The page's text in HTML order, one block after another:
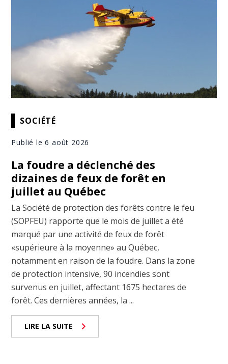
SOCIÉTÉ
Publié le 6 août 2026
La foudre a déclenché des
dizaines de feux de forêt en
juillet au Québec
La Société de protection des forêts contre le feu
(SOPFEU) rapporte que le mois de juillet a été
marqué par une activité de feux de forêt
«supérieure à la moyenne» au Québec,
notamment en raison de la foudre. Dans la zone
de protection intensive, 90 incendies sont
survenus en juillet, affectant 1675 hectares de
forêt. Ces dernières années, la ...
LIRE LA SUITE